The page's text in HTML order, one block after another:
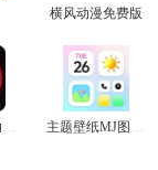
横风动漫免费版